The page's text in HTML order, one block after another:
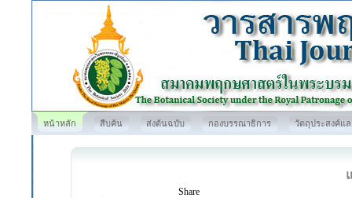
หน้าหลัก สืบค้น ส่งต้นฉบับ กองบรรณาธิการ วัตถุประสงค์แ
Share